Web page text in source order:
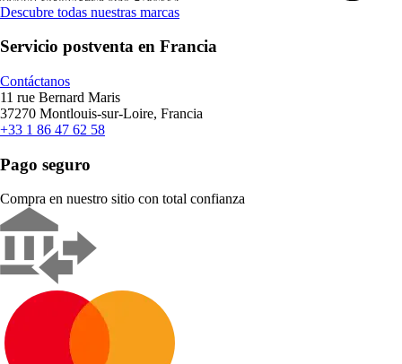
Descubre todas nuestras marcas
Servicio postventa en Francia
Contáctanos
11 rue Bernard Maris
37270 Montlouis-sur-Loire, Francia
+33 1 86 47 62 58
Pago seguro
Compra en nuestro sitio con total confianza